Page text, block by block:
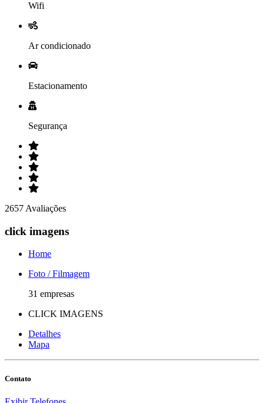
Wifi
Ar condicionado
Estacionamento
Segurança
2657 Avaliações
click imagens
Home
Foto / Filmagem
31 empresas
CLICK IMAGENS
Detalhes
Mapa
Contato